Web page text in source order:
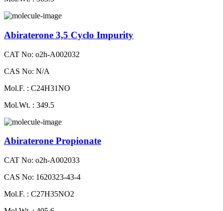
Abiraterone 3,5 Cyclo Impurity
CAT No: o2h-A002032
CAS No: N/A
Mol.F. : C24H31NO
Mol.Wt. : 349.5
Abiraterone Propionate
CAT No: o2h-A002033
CAS No: 1620323-43-4
Mol.F. : C27H35NO2